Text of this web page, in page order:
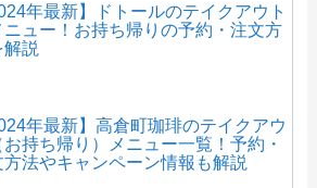
年最新】ドトールのテイクアウト
ニュー！お持ち帰りの予約・注文方
解説
年最新】高倉町珈琲のテイクアウ
お持ち帰り）メニュー一覧！予約・
方法やキャンペーン情報も解説